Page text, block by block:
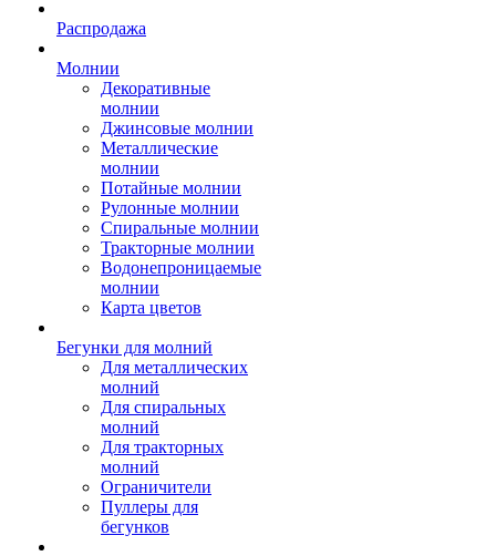
Распродажа
Молнии
Декоративные
молнии
Джинсовые молнии
Металлические
молнии
Потайные молнии
Рулонные молнии
Спиральные молнии
Тракторные молнии
Водонепроницаемые
молнии
Карта цветов
Бегунки для молний
Для металлических
молний
Для спиральных
молний
Для тракторных
молний
Ограничители
Пуллеры для
бегунков